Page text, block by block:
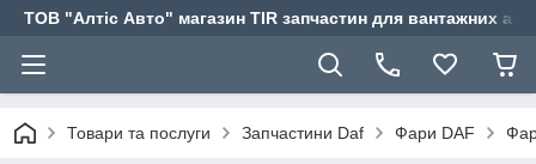
ТОВ "Алтіс Авто" магазин TIR запчастин для вантажних
Товари та послуги Запчастини Daf Фари DAF